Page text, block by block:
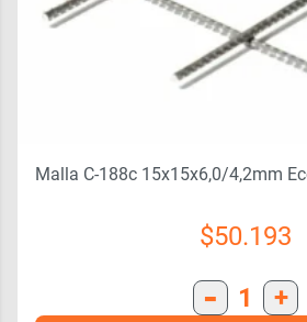
Malla
$50.193
- 1 +